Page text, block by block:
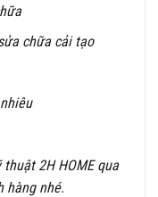
chữa cải tạo
2H HOME qua
hàng nhé.